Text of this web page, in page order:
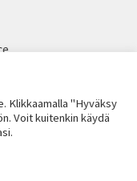
.
Klikkaamalla "Hyväksy
Voit kuitenkin käydä